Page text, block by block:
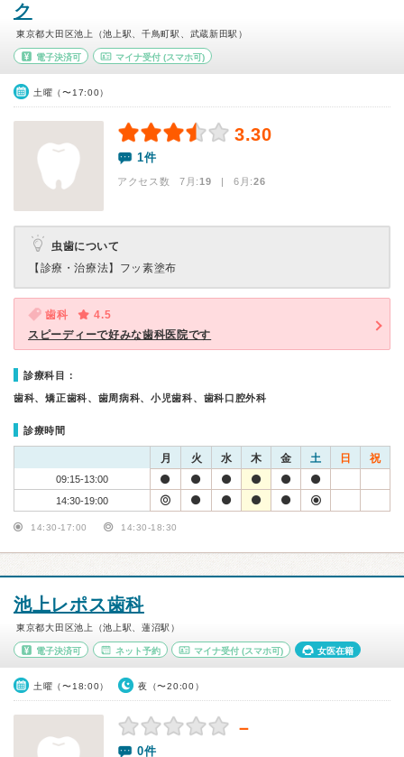
ク
東京都大田区池上（池上駅、千鳥町駅、武蔵新田駅）
電子決済可 マイナ受付(スマホ可)
土曜（〜17:00）
3.30
1件
アクセス数 7月:19 | 6月:26
虫歯について
【診療・治療法】 フッ素塗布
歯科
4.5
スピーディーで好みな歯科医院です
診療科目：
歯科、矯正歯科、歯周病科、小児歯科、歯科口腔外科
診療時間
月 火 水 木 金 土 日 祝
09:15-13:00
14:30-19:00
14:30-17:00 14:30-18:30
池上レポス歯科
東京都大田区池上（池上駅、蓮沼駅）
電子決済可 ネット予約 マイナ受付 (スマホ可) 女医在籍
土曜（〜18:00） 夜（〜20:00）
－
0件